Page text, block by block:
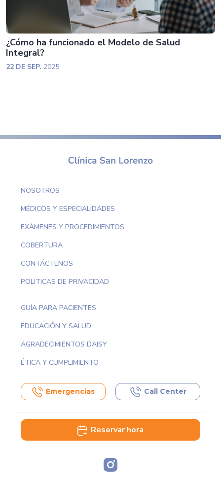
¿Cómo ha funcionado el Modelo de Salud
Integral?
22 DE SEP. 2025
NOSOTROS
MÉDICOS Y ESPECIALIDADES
EXÁMENES Y PROCEDIMIENTOS
COBERTURA
CONTÁCTENOS
POLITICAS DE PRIVACIDAD
GUÍA PARA PACIENTES
EDUCACIÓN Y SALUD
AGRADECIMIENTOS DAISY
ÉTICA Y CUMPLIMIENTO
Emergencias Call Center
Reservar hora